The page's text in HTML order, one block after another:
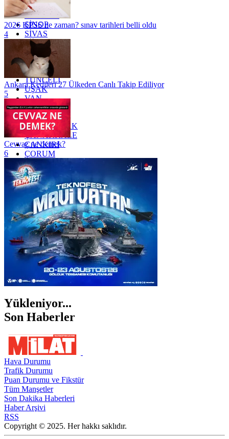
SAKARYA
SAMSUN
SİNOP
SİVAS
SİİRT
TEKİRDAĞ
TOKAT
TRABZON
TUNCELİ
UŞAK
VAN
YALOVA
YOZGAT
ZONGULDAK
ÇANAKKALE
ÇANKIRI
ÇORUM
İSTANBUL
İZMİR
ŞANLIURFA
ŞIRNAK
2026 KPSS ne zaman? sınav tarihleri belli oldu
4
Ankara Kedileri 27 Ülkeden Canlı Takip Ediliyor
5
Cevvaz ne demek?
6
Yükleniyor...
Son Haberler
Hava Durumu
Trafik Durumu
Puan Durumu ve Fikstür
Tüm Manşetler
Son Dakika Haberleri
Haber Arşivi
RSS
Copyright © 2025. Her hakkı saklıdır.